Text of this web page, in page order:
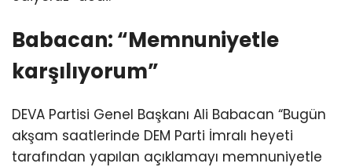
Babacan: “Memnuniyetle
karşılıyorum”
DEVA Partisi Genel Başkanı Ali Babacan “Bugün
akşam saatlerinde DEM Parti İmralı heyeti
tarafından yapılan açıklamayı memnuniyetle